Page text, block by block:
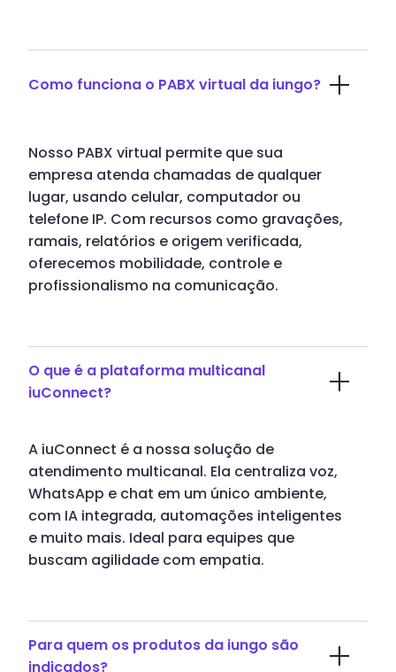
Como funciona o PABX virtual da iungo?
Nosso PABX virtual permite que sua
empresa atenda chamadas de qualquer
lugar, usando celular, computador ou
telefone IP. Com recursos como gravações,
ramais, relatórios e origem verificada,
oferecemos mobilidade, controle e
profissionalismo na comunicação.
O que é a plataforma multicanal
iuConnect?
A iuConnect é a nossa solução de
atendimento multicanal. Ela centraliza voz,
WhatsApp e chat em um único ambiente,
com IA integrada, automações inteligentes
e muito mais. Ideal para equipes que
buscam agilidade com empatia.
Para quem os produtos da iungo são
indicados?